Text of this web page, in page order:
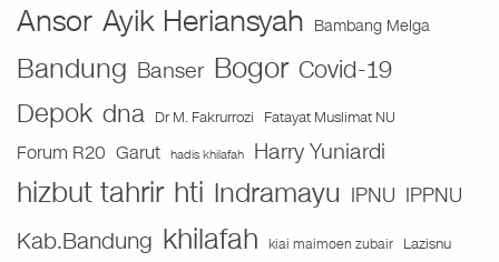
Ansor Ayik Heriansyah Bambang Melga
Bandung Banser Bogor Covid-19
Depok dna Dr M. Fakrurrozi Fatayat Muslimat NU
Forum R20 Garut hadis khilafah Harry Yuniardi
hizbut tahrir hti Indramayu IPNU IPPNU
Kab.Bandung khilafah kiai maimoen zubair
Lazisnu